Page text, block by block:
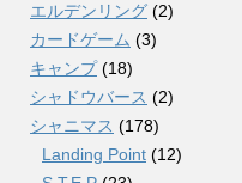
エルデンリング (2)
カードゲーム (3)
キャンプ(18)
シャドウバース (2)
シャニマス (178)
Landing Point (12)